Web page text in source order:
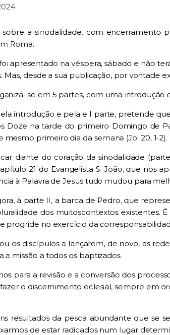
sobre asinodalidade, com encerramento
m Roma.
apresentado na véspera, sábado e não
Mas, desde a sua publicação, por vontade
–se em 5 partes, com uma introdução
introdução e pela e I parte, pretende
Doze natarde do primeiro Domingo de
mesmo primeiro dia da semana (Jo. 20, 1-2).
diante do coração dasinodalidade (parte
21 do Evangelista S. João, que nos
à Palavra de Jesus tudo mudou para
à parte II, a barca de Pedro,que
lidade dos muitoscontextos existentes.
progride no exercício da corres
os discípulos a lançarem, de novo, as
a missão a todos os baptizados.
para a revisão e a conversão dos
o discernimento eclesial, sempre em
ns resultados da pesca abundante que se
de estar radicados num lugar